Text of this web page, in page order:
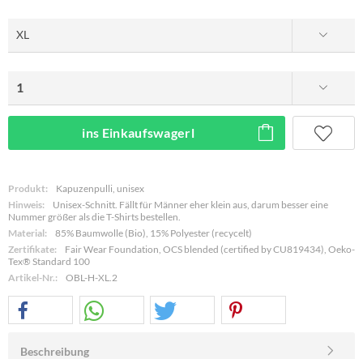
ins Einkaufswagerl
Produkt:
Kapuzenpulli, unisex
Hinweis:
Unisex-Schnitt. Fällt für Männer eher klein aus, darum besser eine
Nummer größer als die T-Shirts bestellen.
Material:
85% Baumwolle (Bio), 15% Polyester (recycelt)
Zertifikate:
Fair Wear Foundation, OCS blended (certified by CU819434), Oeko-
Tex® Standard 100
Artikel-Nr.:
OBL-H-XL.2
Beschreibung